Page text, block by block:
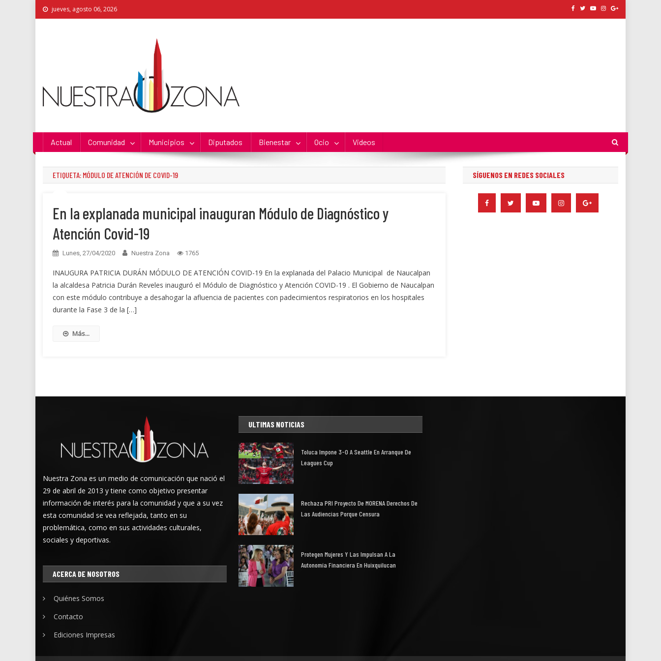
Skip
to
jueves, agosto 06, 2026
Actual Comunidad Municipios Diputados Bienestar Ocio Videos
ETIQUETA: MÓDULO DE ATENCIÓN DE COVID-19
En la explanada municipal inauguran Módulo de Diagnóstico y
Atención Covid-19
Lunes, 27/04/2020 Nuestra Zona 1765
INAUGURA PATRICIA DURÁN MÓDULO DE ATENCIÓN COVID-19 En la explanada del Palacio Municipal de Naucalpan
la alcaldesa Patricia Durán Reveles inauguró el Módulo de Diagnóstico y Atención COVID-19 . El Gobierno de Naucalpan
con este módulo contribuye a desahogar la afluencia de pacientes con padecimientos respiratorios en los hospitales
durante la Fase 3 de la […]
Más...
SÍGUENOS EN REDES SOCIALES
Nuestra Zona es un medio de comunicación que nació el
29 de abril de 2013 y tiene como objetivo presentar
información de interés para la comunidad y que a su vez
esta comunidad se vea reflejada, tanto en su
problemática, como en sus actividades culturales,
sociales y deportivas.
ACERCA DE NOSOTROS
Quiénes Somos
Contacto
Ediciones Impresas
ULTIMAS NOTICIAS
Toluca Impone 3-0 A Seattle En Arranque De
Leagues Cup
Rechaza PRI Proyecto De MORENA Derechos De
Las Audiencias Porque Censura
Protegen Mujeres Y Las Impulsan A La
Autonomía Financiera En Huixquilucan